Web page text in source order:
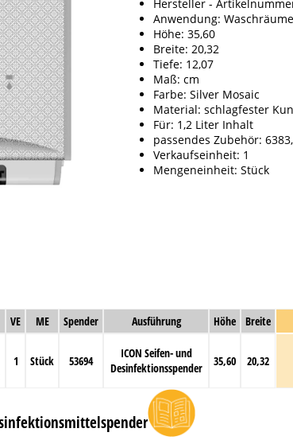
Hersteller -
Anwendung: Waschräume
Höhe: 35,60
Breite: 20,32
Tiefe: 12,07
Maß: cm
Farbe: Silver Mosaic
Material: schlagfester
Für: 1,2 Liter Inhalt
passendes Zubehör:
Verkaufseinheit: 1
Mengeneinheit: Stück
VE ME Spender Ausführung Höhe Breite
1 Stück 53694
ICON Seifen- und
Desinfektionsspender
35,60 20,32